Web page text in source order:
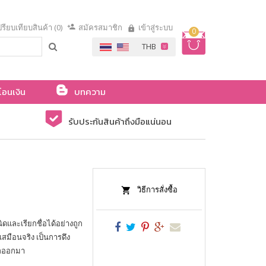
0
รียบเทียบสินค้า (0) สมัครสมาชิก เข้าสู่ระบบ
นเงิน
บทความ
รับประกันสินค้าถึงมือแน่นอน
และเรียกชื่อได้อย่างถูก
มือนจริง เป็นการดึง
อกมา
วิธีการสั่งซื้อ